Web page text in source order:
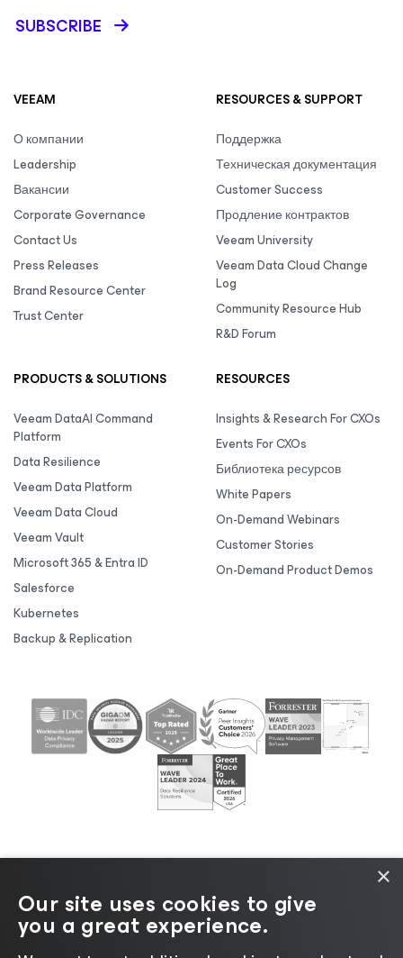
SUBSCRIBE
VEEAM
О компании
Leadership
Вакансии
Corporate Governance
Contact Us
Press Releases
Brand Resource Center
Trust Center
RESOURCES & SUPPORT
Поддержка
Техническая документация
Customer Success
Продление контрактов
Veeam University
Veeam Data Cloud Change
Log
Community Resource Hub
R&D Forum
PRODUCTS & SOLUTIONS
Veeam DataAI Command
Platform
Data Resilience
Veeam Data Platform
Veeam Data Cloud
Veeam Vault
Microsoft 365 & Entra ID
Salesforce
Kubernetes
Backup & Replication
RESOURCES
Insights & Research For CXOs
Events For CXOs
Библиотека ресурсов
White Papers
On-Demand Webinars
Customer Stories
On-Demand Product Demos
©2026 Veeam® Software |Privacy Notice
Notice| Legal|Licensing Policy|Supplier Resources
×
Our site uses cookies to give
you a great experience.